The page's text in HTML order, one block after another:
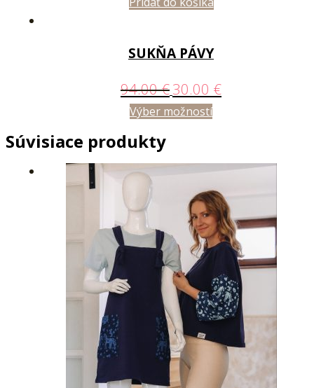
SUKŇA PÁVY
94.00€30.00 €
Výber možností
Súvisiace produkty